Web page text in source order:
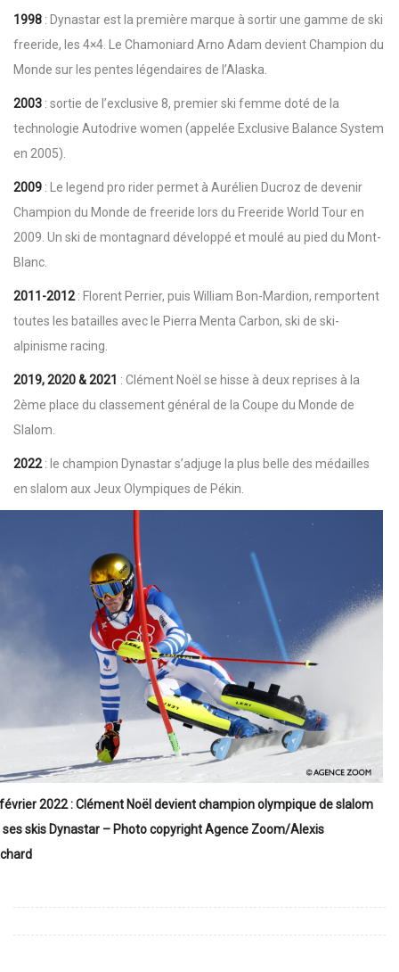
1998 : Dynastar est la première marque à sortir une gamme de ski
freeride, les 4×4. Le Chamoniard Arno Adam devient Champion du
Monde sur les pentes légendaires de l’Alaska.
2003 : sortie de l’exclusive 8, premier ski femme doté de la
technologie Autodrive women (appelée Exclusive Balance System
en 2005).
2009 : Le legend pro rider permet à Aurélien Ducroz de devenir
Champion du Monde de freeride lors du Freeride World Tour en
2009. Un ski de montagnard développé et moulé au pied du Mont-
Blanc.
2011-2012: Florent Perrier, puis William Bon-Mardion, remportent
toutes les batailles avec le Pierra Menta Carbon, ski de ski-
alpinisme racing.
2019, 2020 & 2021 : Clément Noël se hisse à deux reprises à la
2ème place du classement général de la Coupe du Monde de
Slalom.
2022: le champion Dynastar s’adjuge la plus belle des médailles
en slalom aux Jeux Olympiques de Pékin.
2022 : Clément Noël devient champion olympique de slalom
ses skis Dynastar – Photo copyright Agence Zoom/Alexis